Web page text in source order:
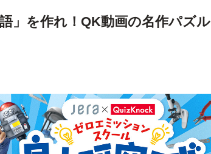
」を作れ！QK動画の名作パズル